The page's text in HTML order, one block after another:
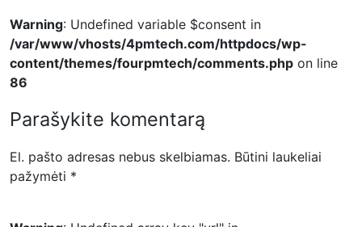
Warning: Undefined variable $consent in
/var/www/vhosts/4pmtech.com/httpdocs/wp-
content/themes/fourpmtech/comments.php on line
86
Parašykite komentarą
El. pašto adresas nebus skelbiamas. Būtini laukeliai
pažymėti *